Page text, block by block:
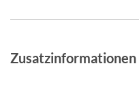
Zusatzinformationen